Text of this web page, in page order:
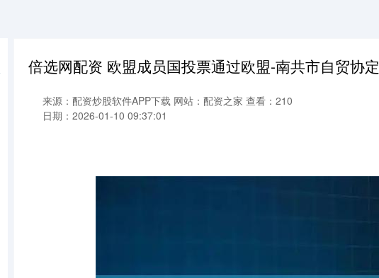
倍选网配资 欧盟成员国投票通过欧盟-南共市自贸协定
来源：配资炒股软件APP下载 网站：配资之家 查看：210
日期：2026-01-10 09:37:01